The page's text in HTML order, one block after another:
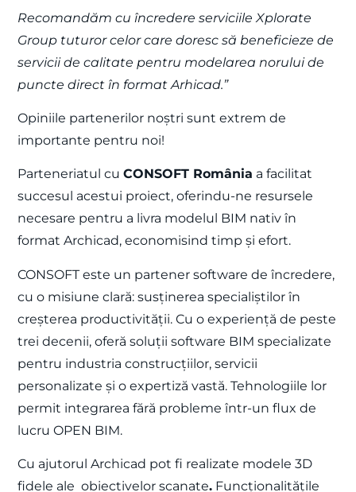
Recomandăm cu încredere serviciile Xplorate
Group tuturor celor care doresc să beneficieze de
servicii de calitate pentru modelarea norului de
puncte direct în format Arhicad.”
Opiniile partenerilor noștri sunt extrem de
importante pentru noi!
Parteneriatul cuCONSOFT România a facilitat
succesul acestui proiect, oferindu-ne resursele
necesare pentru a livra modelul BIM nativ în
format Archicad, economisind timp și efort.
CONSOFT este un partener software de încredere,
cu o misiune clară: susținerea specialiștilor în
creșterea productivității. Cu o experiență de peste
trei decenii, oferă soluții software BIM specializate
pentru industria construcțiilor, servicii
personalizate și o expertiză vastă. Tehnologiile lor
permit integrarea fără probleme într-un flux de
lucru OPEN BIM.
Cu ajutorul Archicad pot fi realizate modele 3D
fidele ale obiectivelor scanate. Funcționalitățile